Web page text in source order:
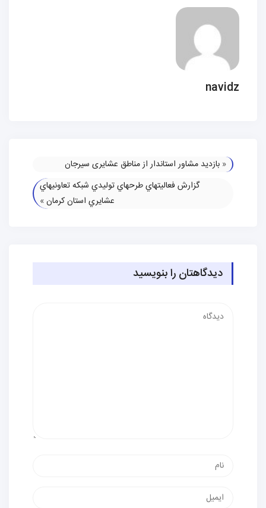
navidz
« بازدید مشاور استاندار از مناطق عشایری سیرجان
گزارش فعاليتهاي طرحهاي توليدي شبكه تعاونيهاي
عشايري استان كرمان»
دیدگاهتان را بنویسید
پست